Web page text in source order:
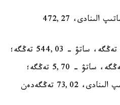
- دوللار 465,31 تەڭگەدەن ساتىپ الىنادى، 472,27
- يۋان 68,83 تەڭگەدەن ساتىپ الىنادى، 73,02 تەڭگەدەن